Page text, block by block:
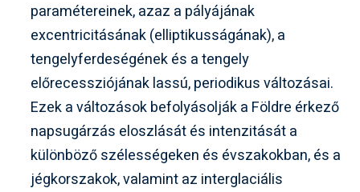
paramétereinek, azaz a pályájának
excentricitásának (elliptikusságának), a
tengelyferdeségének és a tengely
előrecessziójának lassú, periodikus változásai.
Ezek a változások befolyásolják a Földre érkező
napsugárzás eloszlását és intenzitását a
különböző szélességeken és évszakokban, és a
jégkorszakok, valamint az interglaciális